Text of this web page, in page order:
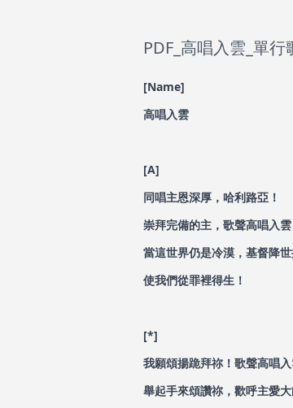
PDF_高唱入雲_單行
[Name]
高唱入雲
[A]
同唱主恩深厚，哈利路亞！
崇拜完備的主，歌聲高唱入雲
當這世界仍是冷漠，基督降世
使我們從罪裡得生！
[*]
我願頌揚跪拜祢！歌聲高唱入
舉起手來頌讚祢，歡呼主愛大